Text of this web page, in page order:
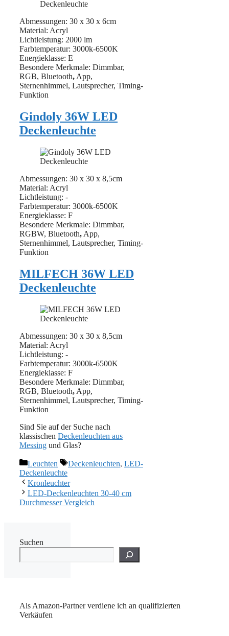
Abmessungen: 30 x 30 x 6cm
Material: ‎Acryl
Lichtleistung: ‎2000 lm
Farbtemperatur: 3000k-6500K
Energieklasse: E
Besondere Merkmale: Dimmbar,
RGB, Bluetooth, App,
Sternenhimmel, Lautsprecher, Timing-
Funktion
Gindoly 36W LED
Deckenleuchte
Abmessungen: 30 x 30 x 8,5cm
Material: ‎Acryl
Lichtleistung: ‎-
Farbtemperatur: 3000k-6500K
Energieklasse: F
Besondere Merkmale: Dimmbar,
RGBW, Bluetooth, App,
Sternenhimmel, Lautsprecher, Timing-
Funktion
MILFECH 36W LED
Deckenleuchte
Abmessungen: 30 x 30 x 8,5cm
Material: ‎Acryl
Lichtleistung: ‎-
Farbtemperatur: 3000k-6500K
Energieklasse: F
Besondere Merkmale: Dimmbar,
RGB, Bluetooth, App,
Sternenhimmel, Lautsprecher, Timing-
Funktion
Sind Sie auf der Suche nach
klassischen Deckenleuchten aus
Messing und Glas?
Kategorien
Leuchten Schlagwörter
Deckenleuchten, LED-
Deckenleuchte
Kronleuchter
LED-Deckenleuchten 30-40 cm
Durchmesser Vergleich
Suchen
Als Amazon-Partner verdiene ich an qualifizierten
Verkäufen